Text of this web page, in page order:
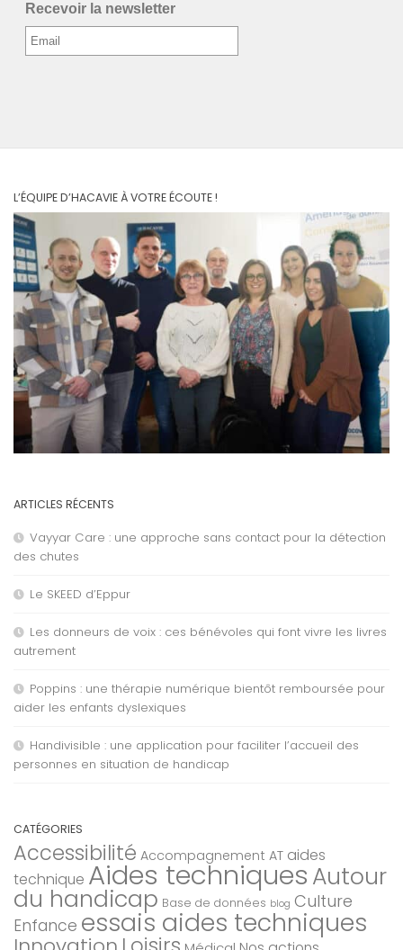
Recevoir la newsletter
L’ÉQUIPE D’HACAVIE À VOTRE ÉCOUTE !
ARTICLES RÉCENTS
Vayyar Care : une approche sans contact pour la détection
des chutes
Le SKEED d’Eppur
Les donneurs de voix : ces bénévoles qui font vivre les livres
autrement
Poppins : une thérapie numérique bientôt remboursée pour
aider les enfants dyslexiques
Handivisible : une application pour faciliter l’accueil des
personnes en situation de handicap
CATÉGORIES
Accessibilité Accompagnement AT aides
technique Aides techniquesAutour
du handicap Base de données blog Culture
Enfance essais aides techniques